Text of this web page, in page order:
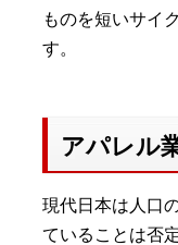
ものを短いサイ
す。
アパレル
現代日本は人口
ていることは否